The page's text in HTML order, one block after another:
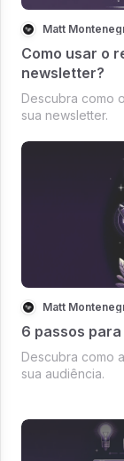
Matt
Como usar o
newsletter?
Descubra como
sua newsletter.
Matt
6 passos
Descubra como
sua audiência.